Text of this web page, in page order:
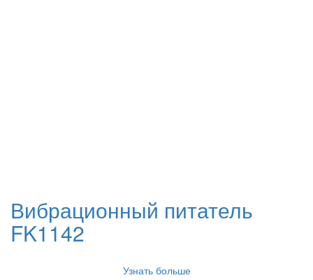
Вибрационный питатель
FK1142
Узнать больше